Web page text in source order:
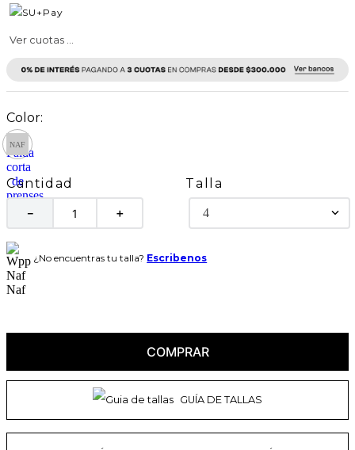
Ver cuotas ...
Cantidad
＋
－
Talla
4
¿No encuentras tu talla? Escribenos
COMPRAR
GUÍA DE TALLAS